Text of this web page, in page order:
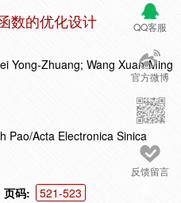
QQ客服
官方微博
反馈留言
数的优化设计
Yong-Zhuang; Wang Xuan-Ming
Pao/Acta Electronica Sinica
页码:
521-523